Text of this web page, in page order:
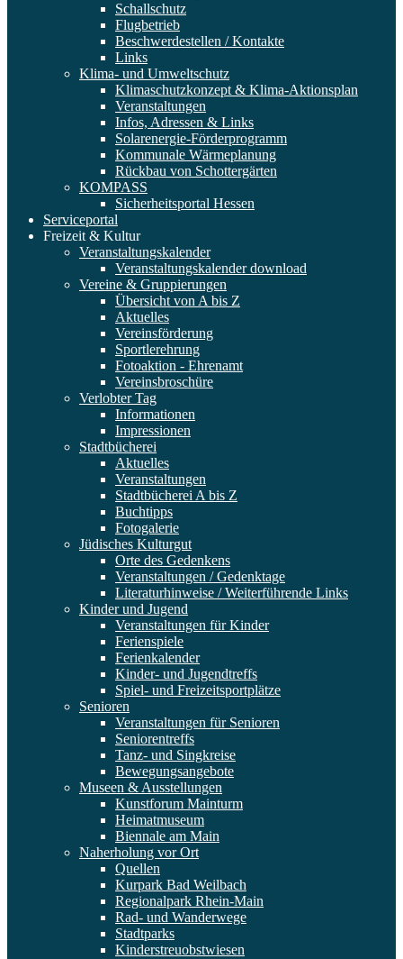
Schallschutz
Flugbetrieb
Beschwerdestellen / Kontakte
Links
Klima- und Umweltschutz
Klimaschutzkonzept & Klima-Aktionsplan
Veranstaltungen
Infos, Adressen & Links
Solarenergie-Förderprogramm
Kommunale Wärmeplanung
Rückbau von Schottergärten
KOMPASS
Sicherheitsportal Hessen
Serviceportal
Freizeit & Kultur
Veranstaltungskalender
Veranstaltungskalender download
Vereine & Gruppierungen
Übersicht von A bis Z
Aktuelles
Vereinsförderung
Sportlerehrung
Fotoaktion - Ehrenamt
Vereinsbroschüre
Verlobter Tag
Informationen
Impressionen
Stadtbücherei
Aktuelles
Veranstaltungen
Stadtbücherei A bis Z
Buchtipps
Fotogalerie
Jüdisches Kulturgut
Orte des Gedenkens
Veranstaltungen / Gedenktage
Literaturhinweise / Weiterführende Links
Kinder und Jugend
Veranstaltungen für Kinder
Ferienspiele
Ferienkalender
Kinder- und Jugendtreffs
Spiel- und Freizeitsportplätze
Senioren
Veranstaltungen für Senioren
Seniorentreffs
Tanz- und Singkreise
Bewegungsangebote
Museen & Ausstellungen
Kunstforum Mainturm
Heimatmuseum
Biennale am Main
Naherholung vor Ort
Quellen
Kurpark Bad Weilbach
Regionalpark Rhein-Main
Rad- und Wanderwege
Stadtparks
Kinderstreuobstwiesen